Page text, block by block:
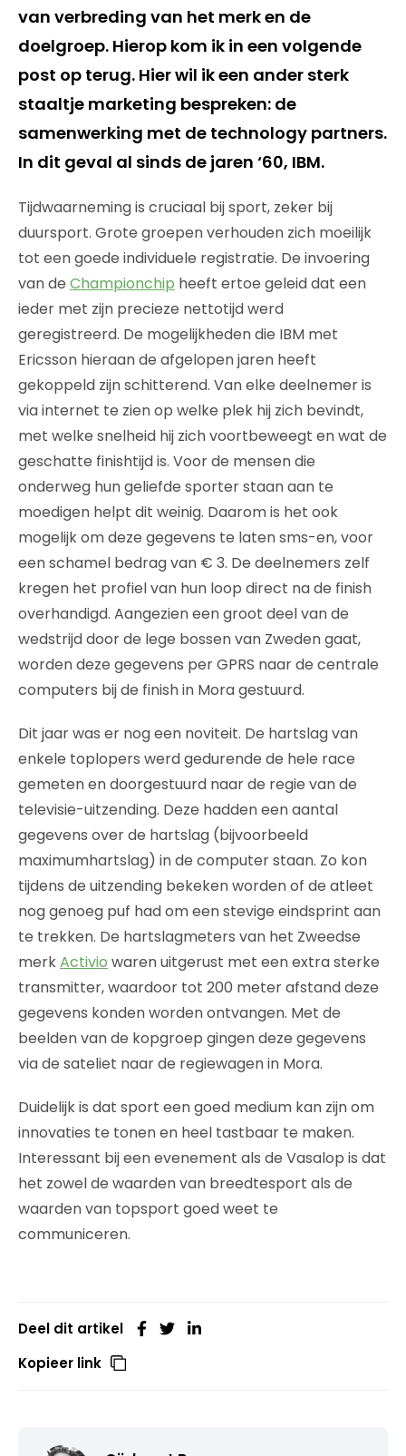
van verbreding van het merk en de
doelgroep. Hierop kom ik in een volgende
post op terug. Hier wil ik een ander sterk
staaltje marketing bespreken: de
samenwerking met de technology partners.
In dit geval al sinds de jaren ‘60, IBM.
Tijdwaarneming is cruciaal bij sport, zeker bij
duursport. Grote groepen verhouden zich moeilijk
tot een goede individuele registratie. De invoering
van de Championchip heeft ertoe geleid dat een
ieder met zijn precieze nettotijd werd
geregistreerd. De mogelijkheden die IBM met
Ericsson hieraan de afgelopen jaren heeft
gekoppeld zijn schitterend. Van elke deelnemer is
via internet te zien op welke plek hij zich bevindt,
met welke snelheid hij zich voortbeweegt en wat de
geschatte finishtijd is. Voor de mensen die
onderweg hun geliefde sporter staan aan te
moedigen helpt dit weinig. Daarom is het ook
mogelijk om deze gegevens te laten sms-en, voor
een schamel bedrag van € 3. De deelnemers zelf
kregen het profiel van hun loop direct na de finish
overhandigd. Aangezien een groot deel van de
wedstrijd door de lege bossen van Zweden gaat,
worden deze gegevens per GPRS naar de centrale
computers bij de finish in Mora gestuurd.
Dit jaar was er nog een noviteit. De hartslag van
enkele toplopers werd gedurende de hele race
gemeten en doorgestuurd naar de regie van de
televisie-uitzending. Deze hadden een aantal
gegevens over de hartslag (bijvoorbeeld
maximumhartslag) in de computer staan. Zo kon
tijdens de uitzending bekeken worden of de atleet
nog genoeg puf had om een stevige eindsprint aan
te trekken. De hartslagmeters van het Zweedse
merkActivio waren uitgerust met een extra sterke
transmitter, waardoor tot 200 meter afstand deze
gegevens konden worden ontvangen. Met de
beelden van de kopgroep gingen deze gegevens
via de sateliet naar de regiewagen in Mora.
Duidelijk is dat sport een goed medium kan zijn om
innovaties te tonen en heel tastbaar te maken.
Interessant bij een evenement als de Vasalop is dat
het zowel de waarden van breedtesport als de
waarden van topsport goed weet te
communiceren.
Deel dit artikel
Kopieer link